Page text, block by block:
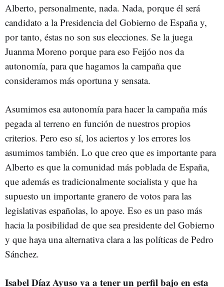
Alberto, personalmente, nada. Nada, porque él será
candidato a la Presidencia del Gobierno de España y,
por tanto, éstas no son sus elecciones. Se la juega
Juanma Moreno porque para eso Feijóo nos da
autonomía, para que hagamos la campaña que
consideramos más oportuna y sensata.
Asumimos esa autonomía para hacer la campaña más
pegada al terreno en función de nuestros propios
criterios. Pero eso sí, los aciertos y los errores los
asumimos también. Lo que creo que es importante para
Alberto es que la comunidad más poblada de España,
que además es tradicionalmente socialista y que ha
supuesto un importante granero de votos para las
legislativas españolas, lo apoye. Eso es un paso más
hacia la posibilidad de que sea presidente del Gobierno
y que haya una alternativa clara a las políticas de Pedro
Sánchez.
Isabel Díaz Ayuso va a tener un perfil bajo en esta